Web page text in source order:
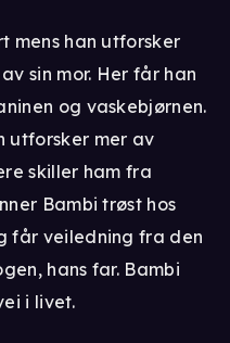
mens han utforsker
sin mor. Her får han
og vaskebjørnen.
utforsker mer av
skiller ham fra
Bambi trøst hos
får veiledning fra den
hans far. Bambi
i livet.